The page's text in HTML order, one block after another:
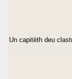
Un capitèth deu